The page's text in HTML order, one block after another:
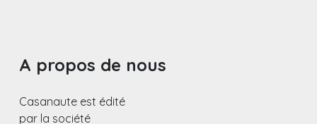
A propos de nous
Casanaute est édité
par la société